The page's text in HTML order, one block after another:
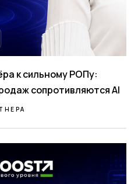
к сильному РОПу:
сопротивляются AI